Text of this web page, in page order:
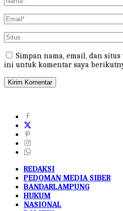
Simpan nama, email, dan
ini untuk komentar saya
REDAKSI
PEDOMAN MEDIA SIBER
BANDARLAMPUNG
HUKUM
NASIONAL